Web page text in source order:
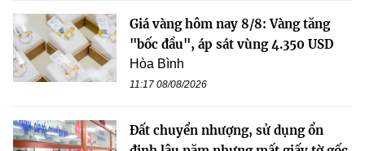
Giá vàng hôm nay 8/8: Vàng tăng
"bốc đầu", áp sát vùng 4.350 USD
Hòa Bình
11:17 08/08/2026
Đất chuyển nhượng, sử dụng ổn